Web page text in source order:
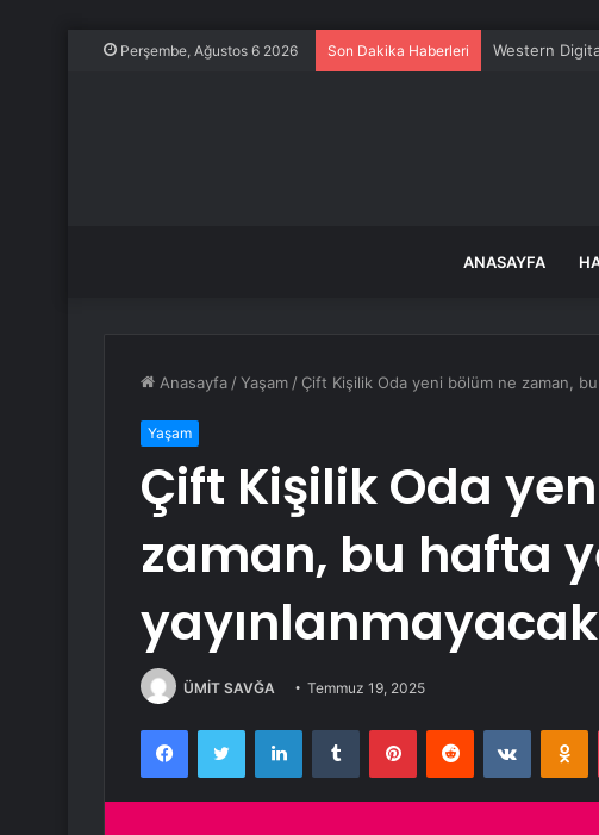
Perşembe, Ağustos 6 2026 Son Dakika Haberleri Western
ANASAYFA
Anasayfa /Yaşam / Çift Kişilik Oda yeni bölüm ne zaman,
Yaşam
Çift Kişilik Oda
zaman, bu hafta
yayınlanmayacak
ÜMİT SAVĞA Temmuz 19, 2025
FacebookTwitter LinkedInTumblr PinterestReddit